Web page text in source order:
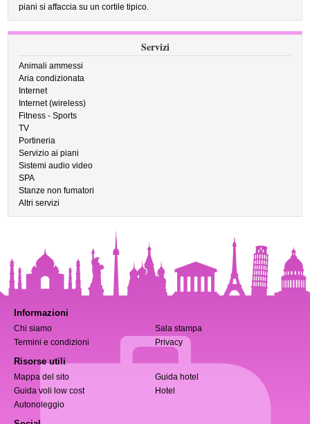
piani si affaccia su un cortile tipico.
Servizi
Animali ammessi
Aria condizionata
Internet
Internet (wireless)
Fitness - Sports
TV
Portineria
Servizio ai piani
Sistemi audio video
SPA
Stanze non fumatori
Altri servizi
Informazioni
Chi siamo
Sala stampa
Termini e condizioni
Privacy
Risorse utili
Mappa del sito
Guida hotel
Guida voli low cost
Hotel
Autonoleggio